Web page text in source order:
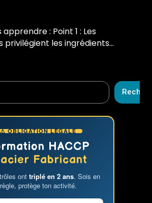
: Point 1 : Les
privilégient les ingrédients…
⚠ OBLIGATION LÉGALE
HACCP
Fabricant
ont triplé en 2 ans. Sois en
règle, protège ton activité.